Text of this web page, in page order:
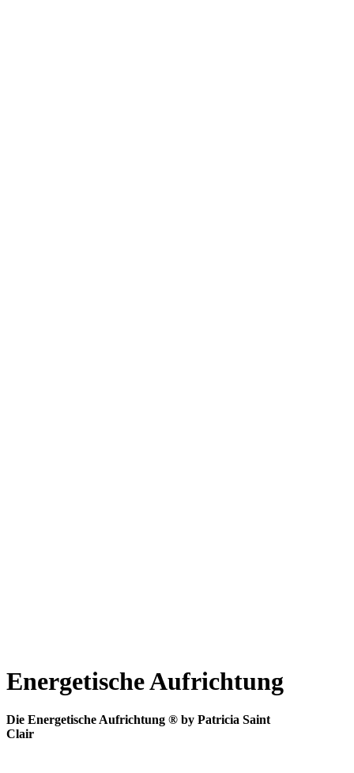
Energetische Aufrichtung
Die Energetische Aufrichtung ® by Patricia Saint
Clair